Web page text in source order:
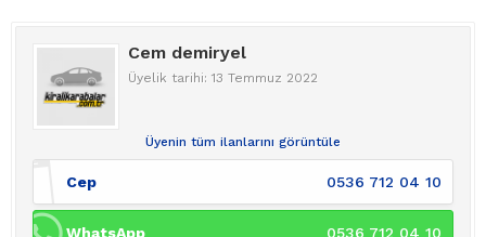
Cem demiryel
Üyelik tarihi: 13 Temmuz 2022
Üyenin tüm ilanlarını görüntüle
Cep 0536 712 04 10
WhatsApp 0536 712 04 10